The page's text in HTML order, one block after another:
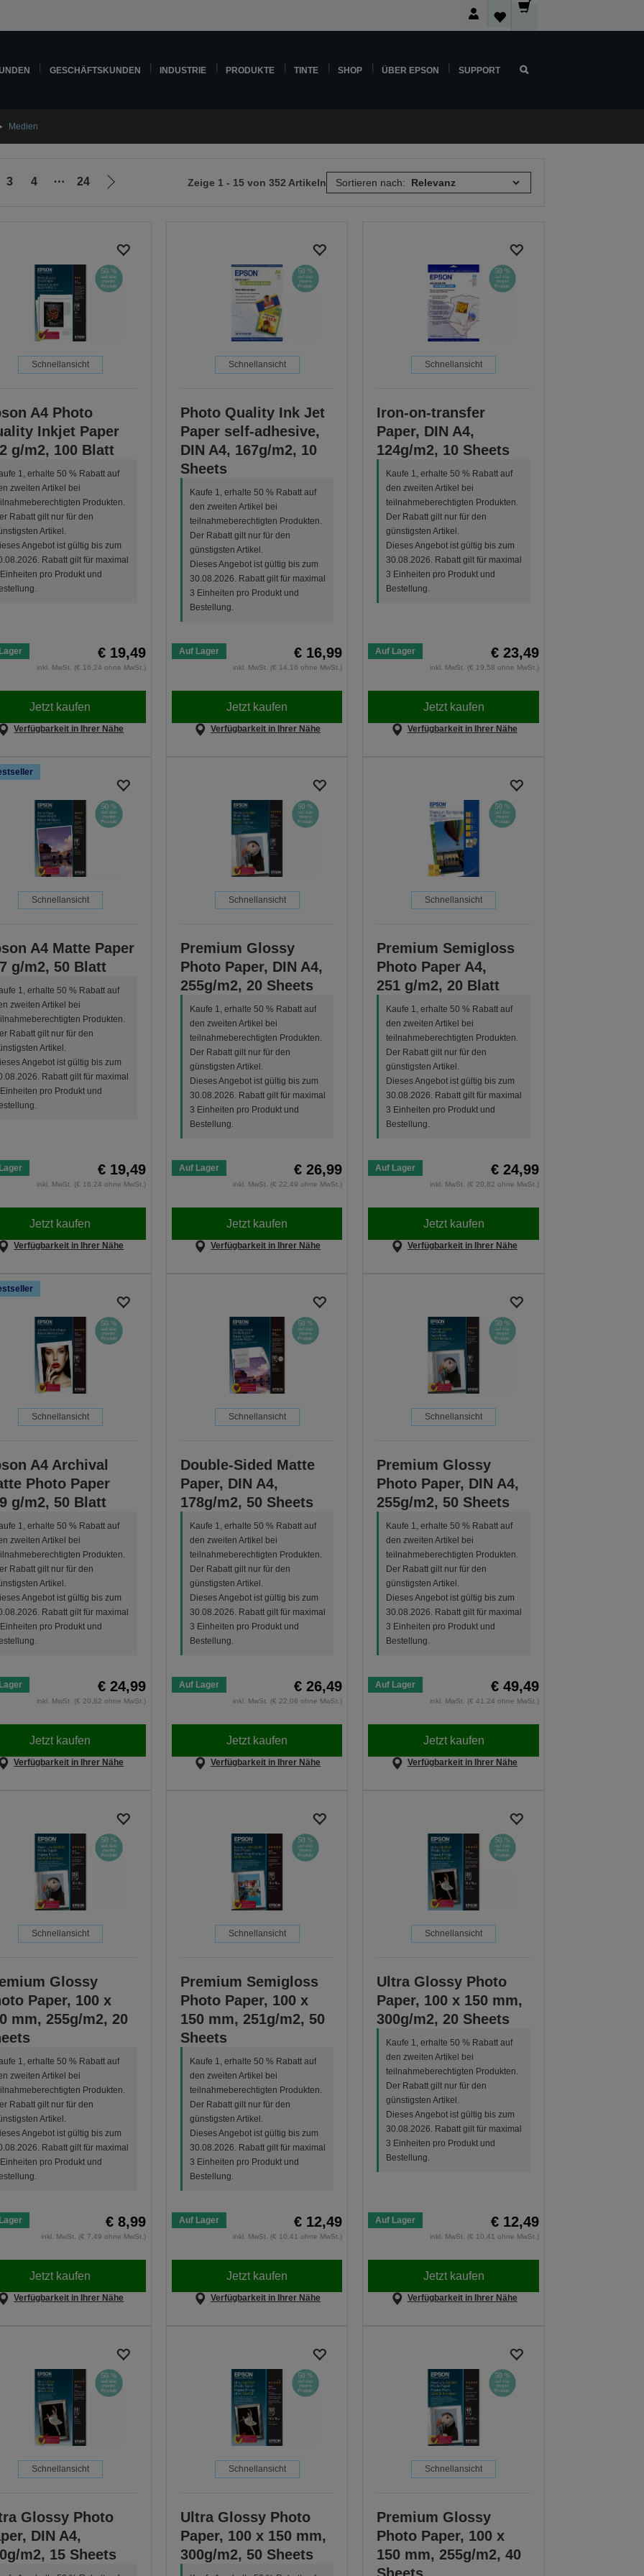
GESCHÄFTSKUNDEN INDUSTRIE PRODUKTE TINTE SHOP ÜBER EPSON SUPPORT
Medien
3 4 ⋯ 24
Zur
Zeige 1 - 15 von 352 Artikeln Sortieren nach:
Schnellansicht
A4 Photo
Inkjet Paper
g/m2, 100 Blatt
1, erhalte 50 % Rabatt auf
zweiten Artikel bei
Produkten.
Rabatt gilt nur für den
Artikel.
Angebot ist gültig bis zum
Rabatt gilt für maximal
pro Produkt und
€ 19,49
inkl. MwSt. (€ 16,24 ohne MwSt.)
Jetzt kaufen
Verfügbarkeit in Ihrer Nähe
Schnellansicht
Photo Quality Ink Jet
Paper self-adhesive,
DIN A4, 167g/m2, 10
Sheets
Kaufe 1, erhalte 50 % Rabatt auf
den zweiten Artikel bei
teilnahmeberechtigten Produkten.
Der Rabatt gilt nur für den
günstigsten Artikel.
Dieses Angebot ist gültig bis zum
30.08.2026. Rabatt gilt für maximal
3 Einheiten pro Produkt und
Bestellung.
Auf Lager € 16,99
inkl. MwSt. (€ 14,16 ohne MwSt.)
Jetzt kaufen
Verfügbarkeit in Ihrer Nähe
Schnellansicht
Iron-on-transfer
Paper, DIN A4,
124g/m2, 10 Sheets
Kaufe 1, erhalte 50 % Rabatt auf
den zweiten Artikel bei
teilnahmeberechtigten Produkten.
Der Rabatt gilt nur für den
günstigsten Artikel.
Dieses Angebot ist gültig bis zum
30.08.2026. Rabatt gilt für maximal
3 Einheiten pro Produkt und
Bestellung.
Auf Lager € 23,49
inkl. MwSt. (€ 19,58 ohne MwSt.)
Jetzt kaufen
Verfügbarkeit in Ihrer Nähe
Schnellansicht
A4 Matte Paper
g/m2, 50 Blatt
1, erhalte 50 % Rabatt auf
zweiten Artikel bei
Produkten.
Rabatt gilt nur für den
Artikel.
Angebot ist gültig bis zum
Rabatt gilt für maximal
pro Produkt und
€ 19,49
inkl. MwSt. (€ 16,24 ohne MwSt.)
Jetzt kaufen
Verfügbarkeit in Ihrer Nähe
Schnellansicht
Premium Glossy
Photo Paper, DIN A4,
255g/m2, 20 Sheets
Kaufe 1, erhalte 50 % Rabatt auf
den zweiten Artikel bei
teilnahmeberechtigten Produkten.
Der Rabatt gilt nur für den
günstigsten Artikel.
Dieses Angebot ist gültig bis zum
30.08.2026. Rabatt gilt für maximal
3 Einheiten pro Produkt und
Bestellung.
Auf Lager € 26,99
inkl. MwSt. (€ 22,49 ohne MwSt.)
Jetzt kaufen
Verfügbarkeit in Ihrer Nähe
Schnellansicht
Premium Semigloss
Photo Paper A4,
251 g/m2, 20 Blatt
Kaufe 1, erhalte 50 % Rabatt auf
den zweiten Artikel bei
teilnahmeberechtigten Produkten.
Der Rabatt gilt nur für den
günstigsten Artikel.
Dieses Angebot ist gültig bis zum
30.08.2026. Rabatt gilt für maximal
3 Einheiten pro Produkt und
Bestellung.
Auf Lager € 24,99
inkl. MwSt. (€ 20,82 ohne MwSt.)
Jetzt kaufen
Verfügbarkeit in Ihrer Nähe
Schnellansicht
A4 Archival
Photo Paper
g/m2, 50 Blatt
1, erhalte 50 % Rabatt auf
zweiten Artikel bei
Produkten.
Rabatt gilt nur für den
Artikel.
Angebot ist gültig bis zum
Rabatt gilt für maximal
pro Produkt und
€ 24,99
inkl. MwSt. (€ 20,82 ohne MwSt.)
Jetzt kaufen
Verfügbarkeit in Ihrer Nähe
Schnellansicht
Double-Sided Matte
Paper, DIN A4,
178g/m2, 50 Sheets
Kaufe 1, erhalte 50 % Rabatt auf
den zweiten Artikel bei
teilnahmeberechtigten Produkten.
Der Rabatt gilt nur für den
günstigsten Artikel.
Dieses Angebot ist gültig bis zum
30.08.2026. Rabatt gilt für maximal
3 Einheiten pro Produkt und
Bestellung.
Auf Lager € 26,49
inkl. MwSt. (€ 22,08 ohne MwSt.)
Jetzt kaufen
Verfügbarkeit in Ihrer Nähe
Schnellansicht
Premium Glossy
Photo Paper, DIN A4,
255g/m2, 50 Sheets
Kaufe 1, erhalte 50 % Rabatt auf
den zweiten Artikel bei
teilnahmeberechtigten Produkten.
Der Rabatt gilt nur für den
günstigsten Artikel.
Dieses Angebot ist gültig bis zum
30.08.2026. Rabatt gilt für maximal
3 Einheiten pro Produkt und
Bestellung.
Auf Lager € 49,49
inkl. MwSt. (€ 41,24 ohne MwSt.)
Jetzt kaufen
Verfügbarkeit in Ihrer Nähe
Schnellansicht
Glossy
Paper, 100 x
mm, 255g/m2, 20
1, erhalte 50 % Rabatt auf
zweiten Artikel bei
Produkten.
Rabatt gilt nur für den
Artikel.
Angebot ist gültig bis zum
Rabatt gilt für maximal
pro Produkt und
€ 8,99
inkl. MwSt. (€ 7,49 ohne MwSt.)
Jetzt kaufen
Verfügbarkeit in Ihrer Nähe
Schnellansicht
Premium Semigloss
Photo Paper, 100 x
150 mm, 251g/m2, 50
Sheets
Kaufe 1, erhalte 50 % Rabatt auf
den zweiten Artikel bei
teilnahmeberechtigten Produkten.
Der Rabatt gilt nur für den
günstigsten Artikel.
Dieses Angebot ist gültig bis zum
30.08.2026. Rabatt gilt für maximal
3 Einheiten pro Produkt und
Bestellung.
Auf Lager € 12,49
inkl. MwSt. (€ 10,41 ohne MwSt.)
Jetzt kaufen
Verfügbarkeit in Ihrer Nähe
Schnellansicht
Ultra Glossy Photo
Paper, 100 x 150 mm,
300g/m2, 20 Sheets
Kaufe 1, erhalte 50 % Rabatt auf
den zweiten Artikel bei
teilnahmeberechtigten Produkten.
Der Rabatt gilt nur für den
günstigsten Artikel.
Dieses Angebot ist gültig bis zum
30.08.2026. Rabatt gilt für maximal
3 Einheiten pro Produkt und
Bestellung.
Auf Lager € 12,49
inkl. MwSt. (€ 10,41 ohne MwSt.)
Jetzt kaufen
Verfügbarkeit in Ihrer Nähe
Schnellansicht
Glossy Photo
DIN A4,
m2, 15 Sheets
Schnellansicht
Ultra Glossy Photo
Paper, 100 x 150 mm,
300g/m2, 50 Sheets
Schnellansicht
Premium Glossy
Photo Paper, 100 x
150 mm, 255g/m2, 40